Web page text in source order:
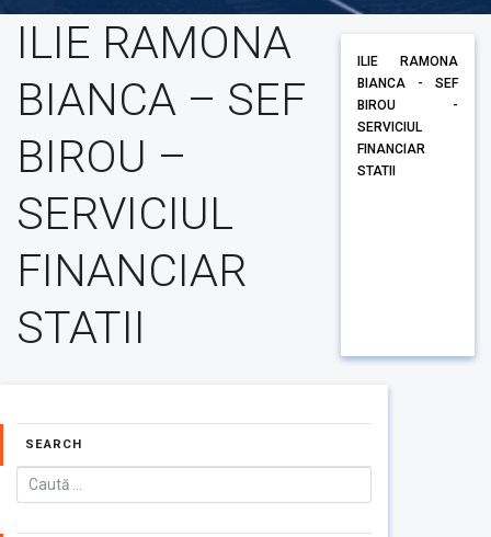
ILIE RAMONA
BIANCA – SEF
BIROU –
SERVICIUL
FINANCIAR
STATII
ILIE RAMONA
BIANCA - SEF
BIROU -
SERVICIUL
FINANCIAR
STATII
SEARCH